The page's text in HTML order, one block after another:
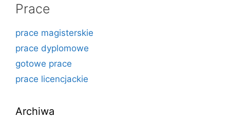
Prace
prace magisterskie
prace dyplomowe
gotowe prace
prace licencjackie
Archiwa